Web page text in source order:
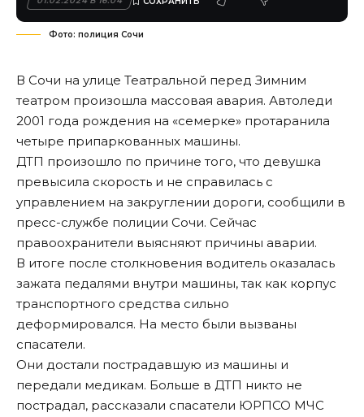
Фото: полиция Сочи
В Сочи на улице Театральной перед Зимним
театром произошла массовая авария. Автоледи
2001 года рождения на «семерке» протаранила
четыре припаркованных машины.
ДТП произошло по причине того, что девушка
превысила скорость и не справилась с
управлением на закруглении дороги, сообщили в
пресс-службе полиции Сочи. Сейчас
правоохранители выясняют причины аварии.
В итоге после столкновения водитель оказалась
зажата педалями внутри машины, так как корпус
транспортного средства сильно
деформировался. На место были вызваны
спасатели.
Они достали пострадавшую из машины и
передали медикам. Больше в ДТП никто не
пострадал, рассказали спасатели ЮРПСО МЧС